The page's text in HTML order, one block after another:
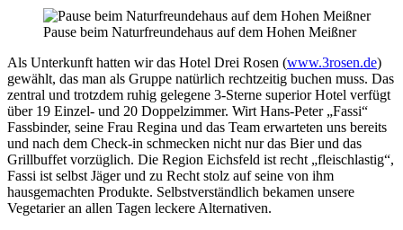
Pause beim Naturfreundehaus auf dem Hohen Meißner
Als Unterkunft hatten wir das Hotel Drei Rosen (www.3rosen.de)
gewählt, das man als Gruppe natürlich rechtzeitig buchen muss. Das
zentral und trotzdem ruhig gelegene 3-Sterne superior Hotel verfügt
über 19 Einzel- und 20 Doppelzimmer. Wirt Hans-Peter „Fassi“
Fassbinder, seine Frau Regina und das Team erwarteten uns bereits
und nach dem Check-in schmecken nicht nur das Bier und das
Grillbuffet vorzüglich. Die Region Eichsfeld ist recht „fleischlastig“,
Fassi ist selbst Jäger und zu Recht stolz auf seine von ihm
hausgemachten Produkte. Selbstverständlich bekamen unsere
Vegetarier an allen Tagen leckere Alternativen.